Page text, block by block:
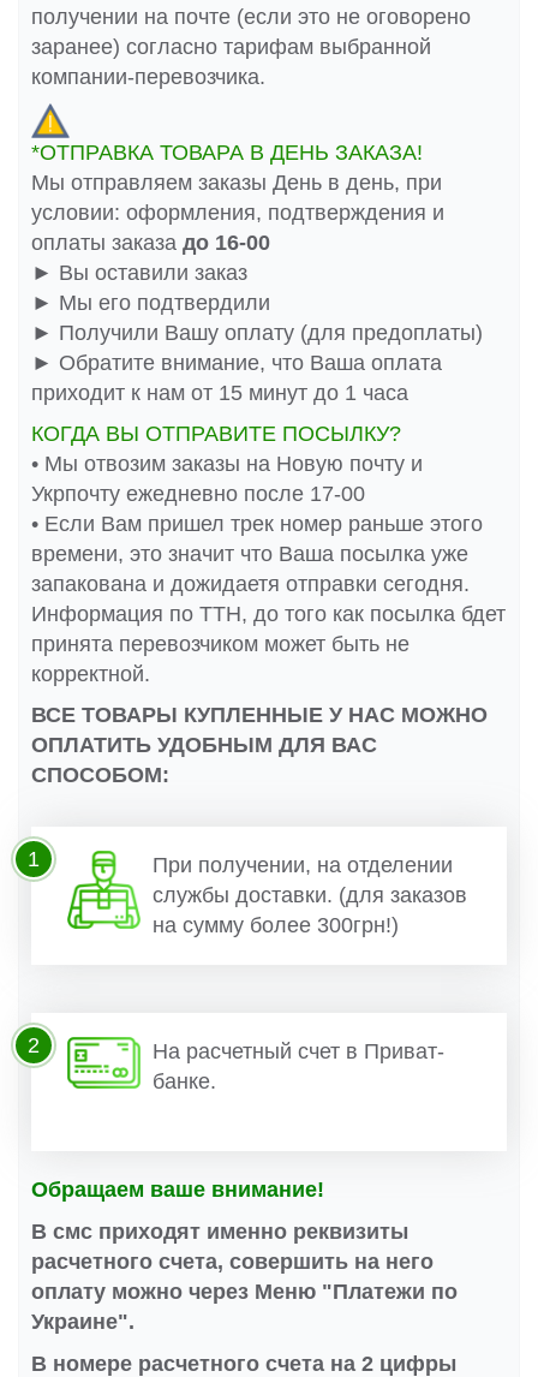
получении на почте (если это не оговорено
заранее) согласно тарифам выбранной
компании-перевозчика.
*ОТПРАВКА ТОВАРА В ДЕНЬ ЗАКАЗА!
Мы отправляем заказы День в день, при
условии: оформления, подтверждения и
оплаты заказа до 16-00
► Вы оставили заказ
► Мы его подтвердили
► Получили Вашу оплату (для предоплаты)
► Обратите внимание, что Ваша оплата
приходит к нам от 15 минут до 1 часа
КОГДА ВЫ ОТПРАВИТЕ ПОСЫЛКУ?
• Мы отвозим заказы на Новую почту и
Укрпочту ежедневно после 17-00
• Если Вам пришел трек номер раньше этого
времени, это значит что Ваша посылка уже
запакована и дожидаетя отправки сегодня.
Информация по ТТН, до того как посылка бдет
принята перевозчиком может быть не
корректной.
ВСЕ ТОВАРЫ КУПЛЕННЫЕ У НАС МОЖНО
ОПЛАТИТЬ УДОБНЫМ ДЛЯ ВАС
СПОСОБОМ:
При получении, на отделении
службы доставки. (для заказов
на сумму более 300грн!)
1
На расчетный счет в Приват-
банке.
2
Обращаем ваше внимание!
В смс приходят именно реквизиты
расчетного счета, совершить на него
оплату можно через Меню "Платежи по
Украине".
В номере расчетного счета на 2 цифры